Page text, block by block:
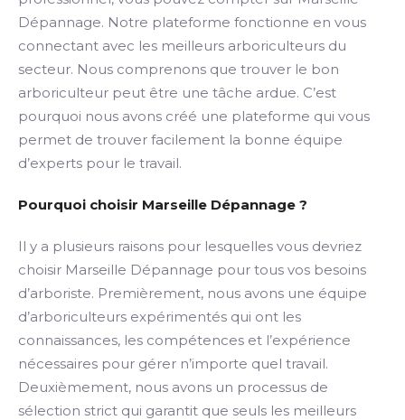
Dépannage. Notre plateforme fonctionne en vous
connectant avec les meilleurs arboriculteurs du
secteur. Nous comprenons que trouver le bon
arboriculteur peut être une tâche ardue. C’est
pourquoi nous avons créé une plateforme qui vous
permet de trouver facilement la bonne équipe
d’experts pour le travail.
Pourquoi choisir Marseille Dépannage ?
Il y a plusieurs raisons pour lesquelles vous devriez
choisir Marseille Dépannage pour tous vos besoins
d’arboriste. Premièrement, nous avons une équipe
d’arboriculteurs expérimentés qui ont les
connaissances, les compétences et l’expérience
nécessaires pour gérer n’importe quel travail.
Deuxièmement, nous avons un processus de
sélection strict qui garantit que seuls les meilleurs